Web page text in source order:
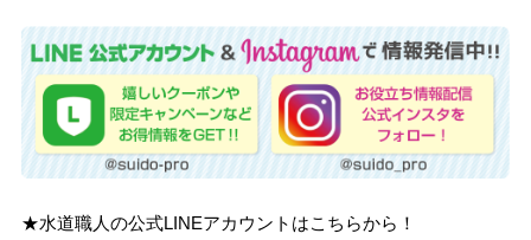
★水道職人の公式LINEアカウントはこちらから！